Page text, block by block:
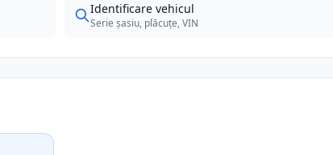
Identificare vehicul
Serie șasiu, plăcuțe, VIN